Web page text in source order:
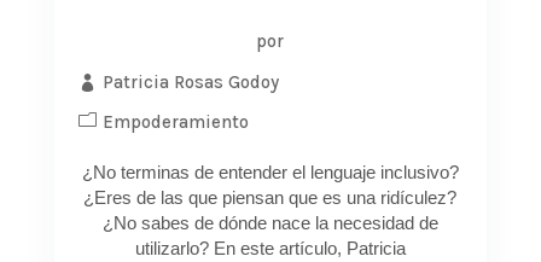
por
Patricia Rosas Godoy
Empoderamiento
¿No terminas de entender el lenguaje inclusivo?
¿Eres de las que piensan que es una ridículez?
¿No sabes de dónde nace la necesidad de
utilizarlo? En este artículo, Patricia